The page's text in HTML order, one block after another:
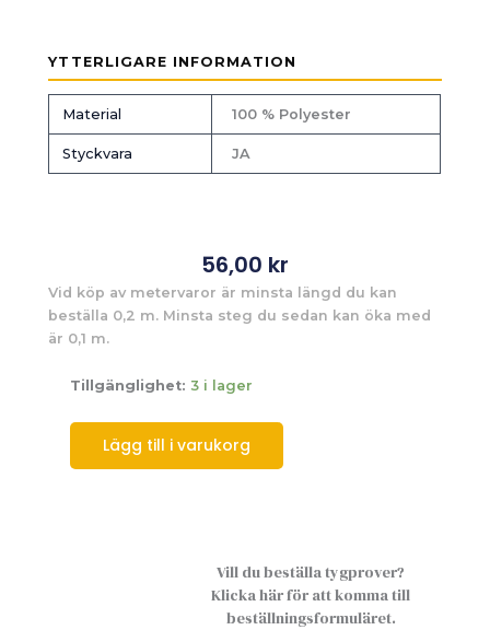
YTTERLIGARE INFORMATION
Material 100 % Polyester
Styckvara JA
56,00 kr
Vid köp av metervaror är minsta längd du kan
beställa 0,2 m. Minsta steg du sedan kan öka med
är 0,1 m.
Tillgänglighet: 3 i lager
Lägg till i varukorg
Vill du beställa tygprover?
Klicka här för att komma till
beställningsformuläret.